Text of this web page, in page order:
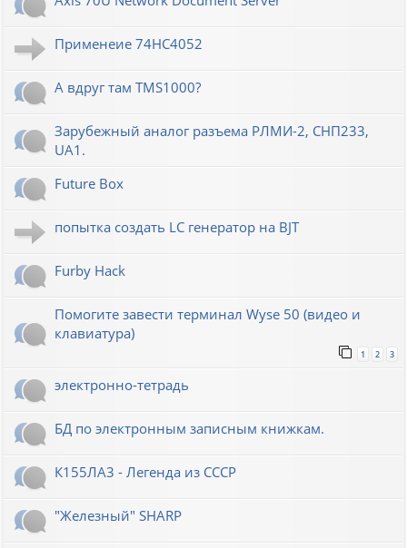
Применеие 74HC4052
А вдруг там TMS1000?
Зарубежный аналог разъема РЛМИ-2, СНП233,
UA1.
Future Box
попытка создать LC генератор на BJT
Furby Hack
Помогите завести терминал Wyse 50 (видео и
клавиатура)
1 2 3
электронно-тетрадь
БД по электронным записным книжкам.
К155ЛА3 - Легенда из СССР
"Железный" SHARP